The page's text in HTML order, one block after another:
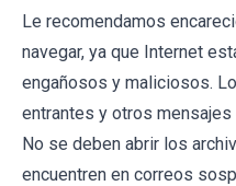
Le recomendamos
navegar, ya que Internet
engañosos y maliciosos.
entrantes y otros
No se deben abrir los
encuentren en correos